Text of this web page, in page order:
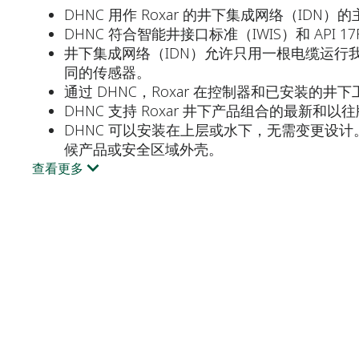
DHNC 用作 Roxar 的井下集成网络（IDN）
DHNC 符合智能井接口标准（IWIS）和 API
井下集成网络（IDN）允许只用一根电缆运行
同的传感器。
通过 DHNC，Roxar 在控制器和已安装的井
DHNC 支持 Roxar 井下产品组合的最新和以
DHNC 可以安装在上层或水下，无需变更设
候产品或安全区域外壳。
查看更多